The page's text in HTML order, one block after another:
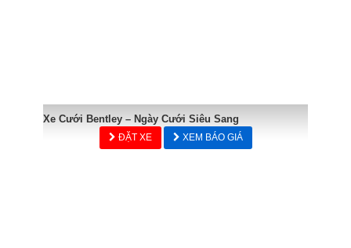
Xe Cưới Bentley – Ngày Cưới Siêu Sang
ĐẶT XE XEM BÁO GIÁ